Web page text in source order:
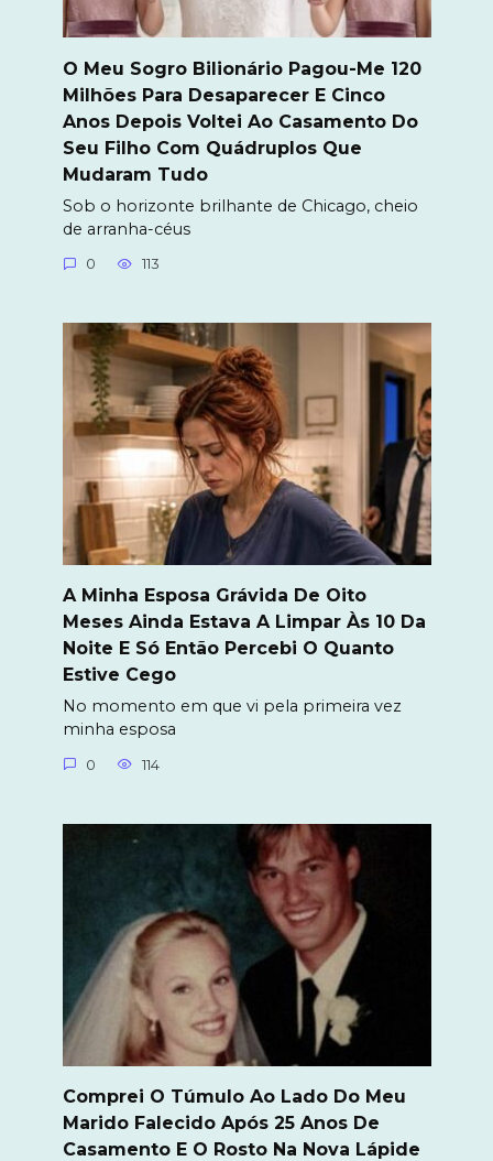
O Meu Sogro Bilionário Pagou-Me 120
Milhões Para Desaparecer E Cinco
Anos Depois Voltei Ao Casamento Do
Seu Filho Com Quádruplos Que
Mudaram Tudo
Sob o horizonte brilhante de Chicago, cheio
de arranha-céus
0 113
A Minha Esposa Grávida De Oito
Meses Ainda Estava A Limpar Às 10 Da
Noite E Só Então Percebi O Quanto
Estive Cego
No momento em que vi pela primeira vez
minha esposa
0 114
Comprei O Túmulo Ao Lado Do Meu
Marido Falecido Após 25 Anos De
Casamento E O Rosto Na Nova Lápide